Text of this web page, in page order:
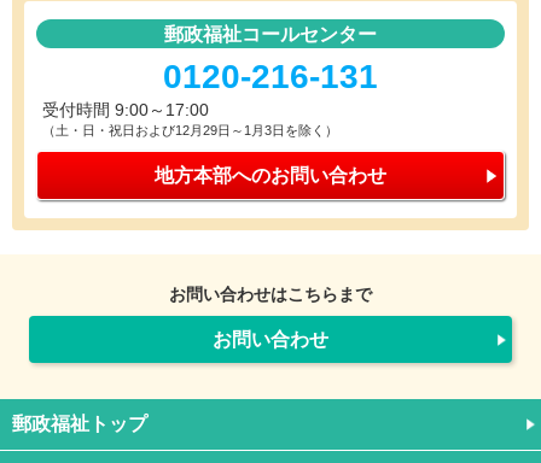
郵政福祉コールセンター
0120-216-131
受付時間 9:00～17:00
（土・日・祝日および12月29日～1月3日を除く）
地方本部へのお問い合わせ
お問い合わせはこちらまで
お問い合わせ
郵政福祉トップ